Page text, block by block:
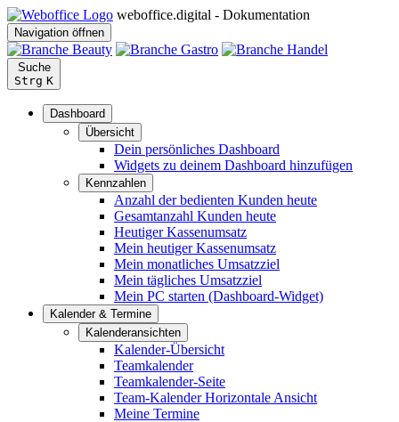
weboffice.digital - Dokumentation
Navigation öffnen
Suche
Strg K
Dashboard
Übersicht
Dein persönliches Dashboard
Widgets zu deinem Dashboard hinzufügen
Kennzahlen
Anzahl der bedienten Kunden heute
Gesamtanzahl Kunden heute
Heutiger Kassenumsatz
Mein heutiger Kassenumsatz
Mein monatliches Umsatzziel
Mein tägliches Umsatzziel
Mein PC starten (Dashboard-Widget)
Kalender & Termine
Kalenderansichten
Kalender-Übersicht
Teamkalender
Teamkalender-Seite
Team-Kalender Horizontale Ansicht
Meine Termine